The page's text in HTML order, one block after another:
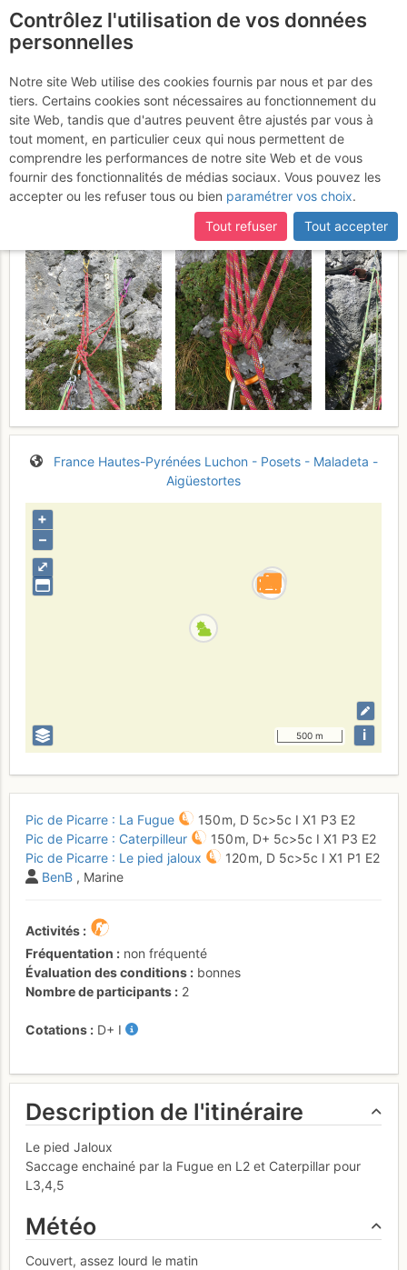
Pic de Picarre :
Caterpilleur, Fugue, Le
pied Jaloux, Saccage
Dimanche 20 août 2017
France Hautes-Pyrénées Luchon - Posets - Maladeta -
Aigüestortes
⤢
+
–
500 m i
Pic de Picarre : La Fugue 150 m, D 5c>5c I X1 P3 E2
Pic de Picarre : Caterpilleur
150 m, D+ 5c>5c I X1 P3 E2
Pic de Picarre : Le pied jaloux
120 m, D 5c>5c I X1 P1 E2
BenB , Marine
Activités
Fréquentation
non fréquenté
Évaluation des conditions
bonnes
Nombre de participants
2
Cotations D+ I
Description de l'itinéraire
Le pied Jaloux
Saccage enchainé par la Fugue en L2 et Caterpillar pour
L3,4,5
Météo
Couvert, assez lourd le matin
Contrôlez l'utilisation de vos données
personnelles
Notre site Web utilise des cookies fournis par nous et par des
tiers. Certains cookies sont nécessaires au fonctionnement du
site Web, tandis que d'autres peuvent être ajustés par vous à
tout moment, en particulier ceux qui nous permettent de
comprendre les performances de notre site Web et de vous
fournir des fonctionnalités de médias sociaux. Vous pouvez les
accepter ou les refuser tous ou bien paramétrer vos choix.
Tout refuser
Tout accepter